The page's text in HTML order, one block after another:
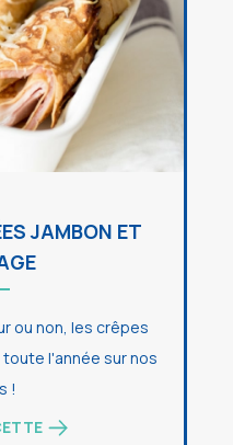
JAMBON ET
ou non, les crêpes
l'année sur nos
!